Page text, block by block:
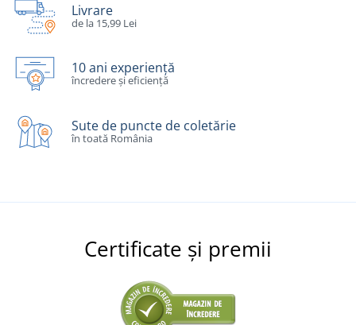
Livrare
de la 15,99 Lei
10 ani experiență
încredere și eficiență
Sute de puncte de coletărie
în toată România
Certificate și premii